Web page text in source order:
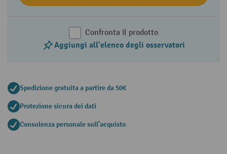
Confronta il prodotto
Aggiungi all'elenco degli osservatori
Spedizione gratuita a partire da 50€
Protezione sicura dei dati
Consulenza personale sull'acquisto